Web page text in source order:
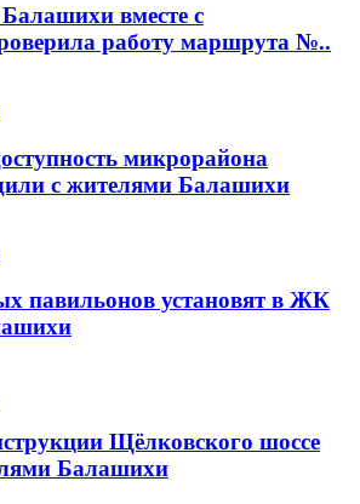
вместе с
работу маршрута №..
микрорайона
с жителями Балашихи
павильонов установят в ЖК
Щёлковского шоссе
Балашихи